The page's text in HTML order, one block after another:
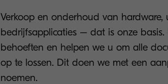
Verkoop en onderhoud van hardware,
bedrijfsapplicaties – dat is onze
behoeften en helpen we u om alle
op te lossen. Dit doen we met een
noemen.